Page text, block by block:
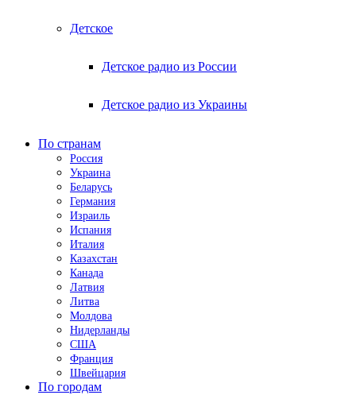
Детское
Детское радио из России
Детское радио из Украины
По странам
Россия
Украина
Беларусь
Германия
Израиль
Испания
Италия
Казахстан
Канада
Латвия
Литва
Молдова
Нидерланды
США
Франция
Швейцария
По городам